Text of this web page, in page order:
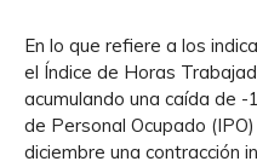
En lo que refiere a los
el Índice de Horas
acumulando una caída de -
de Personal Ocupado
diciembre una contracción